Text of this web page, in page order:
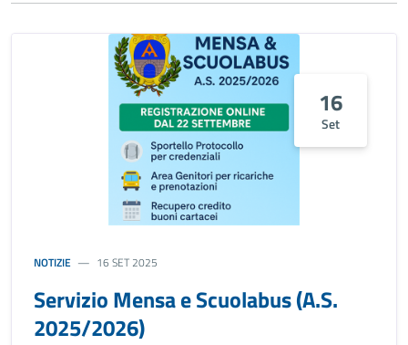
16
Set
NOTIZIE 16 SET 2025
Servizio Mensa e Scuolabus (A.S.
2025/2026)